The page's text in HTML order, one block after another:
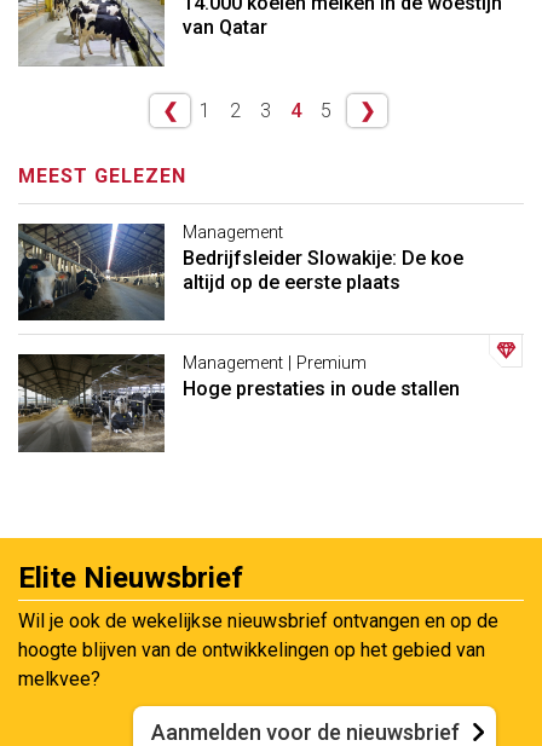
van Qatar
❮ 1 2 3 4 5 ❯
MEEST GELEZEN
Management
Bedrijfsleider Slowakije: De koe
altijd op de eerste plaats
Management | Premium
Hoge prestaties in oude stallen
Elite Nieuwsbrief
Wil je ook de wekelijkse nieuwsbrief ontvangen en op de
hoogte blijven van de ontwikkelingen op het gebied van
melkvee?
Aanmelden voor de nieuwsbrief